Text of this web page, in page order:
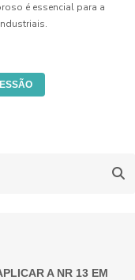
é essencial para a
A NR 13 EM